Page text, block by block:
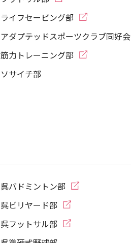
ライフセービング部
アダプテッドスポーツクラブ同好会
筋力トレーニング部
ソサイチ部
呉バドミントン部
呉ビリヤード部
呉フットサル部